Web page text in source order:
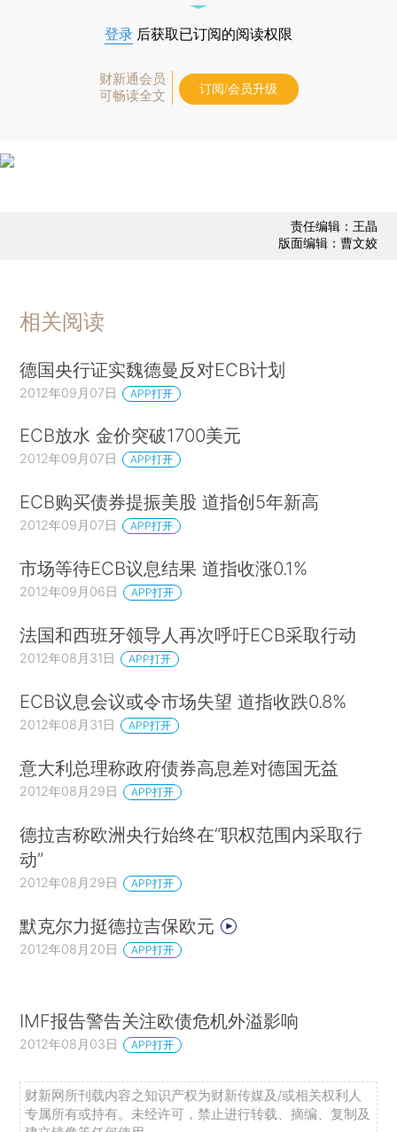
登录 后获取已订阅的阅读权限
财新通会员
可畅读全文
订阅/会员升级
责任编辑：王晶
版面编辑：曹文姣
相关阅读
德国央行证实魏德曼反对ECB计划
2012年09月07日 APP打开
ECB放水 金价突破1700美元
2012年09月07日 APP打开
ECB购买债券提振美股 道指创5年新高
2012年09月07日 APP打开
市场等待ECB议息结果 道指收涨0.1%
2012年09月06日 APP打开
法国和西班牙领导人再次呼吁ECB采取行动
2012年08月31日 APP打开
ECB议息会议或令市场失望 道指收跌0.8%
2012年08月31日 APP打开
意大利总理称政府债券高息差对德国无益
2012年08月29日 APP打开
德拉吉称欧洲央行始终在“职权范围内采取行
动”
2012年08月29日 APP打开
默克尔力挺德拉吉保欧元
2012年08月20日 APP打开
IMF报告警告关注欧债危机外溢影响
2012年08月03日 APP打开
财新网所刊载内容之知识产权为财新传媒及/或相关权利人
专属所有或持有。未经许可，禁止进行转载、摘编、复制及